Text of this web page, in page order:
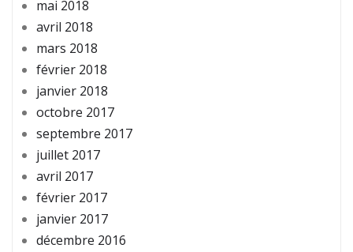
mai 2018
avril 2018
mars 2018
février 2018
janvier 2018
octobre 2017
septembre 2017
juillet 2017
avril 2017
février 2017
janvier 2017
décembre 2016